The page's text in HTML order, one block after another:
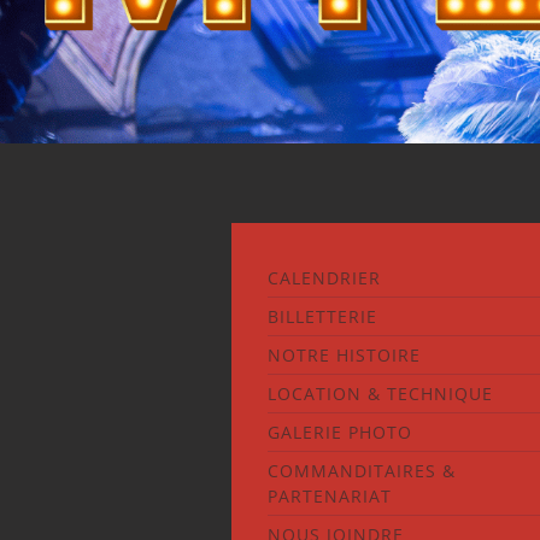
CALENDRIER
BILLETTERIE
NOTRE HISTOIRE
LOCATION & TECHNIQUE
GALERIE PHOTO
COMMANDITAIRES &
PARTENARIAT
NOUS JOINDRE